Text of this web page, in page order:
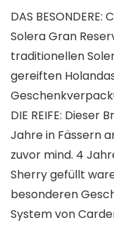
DAS
Solera Gran
traditionellen
gereiften
DIE REIFE:
Jahre in Fässern
zuvor mind. 4
Sherry gefüllt
besonderen
System von